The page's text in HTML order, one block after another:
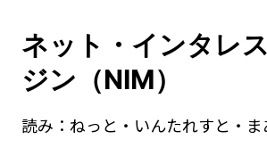
ネット・インタレ
ジン（NIM）
読み： ねっと・いんたれすと・